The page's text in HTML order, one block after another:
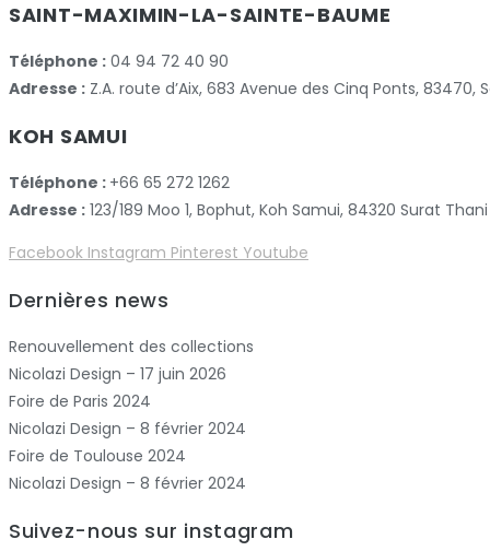
SAINT-MAXIMIN-LA-SAINTE-BAUME
Téléphone : 04 94 72 40 90
Adresse : Z.A. route d’Aix, 683 Avenue des Cinq Ponts,
KOH SAMUI
Téléphone : +66 65 272 1262
Adresse : 123/189 Moo 1, Bophut, Koh Samui, 84320 Surat Thani
Facebook Instagram Pinterest Youtube
Dernières news
Renouvellement des collections
Nicolazi Design – 17 juin 2026
Foire de Paris 2024
Nicolazi Design – 8 février 2024
Foire de Toulouse 2024
Nicolazi Design – 8 février 2024
Suivez-nous sur instagram